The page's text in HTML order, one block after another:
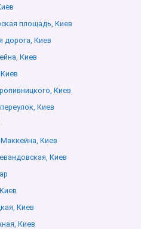
площадь, Киев
дорога, Киев
Киев
Киев
Киев
Киев
Киев
Киев
Киев